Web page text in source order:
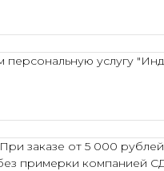
персональную услугу
заказе от 5 000 рублей
примерки компанией